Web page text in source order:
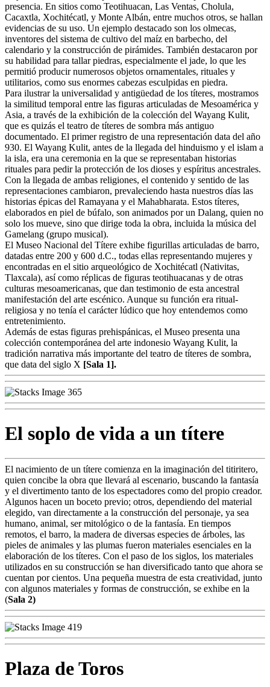
presencia. En sitios como Teotihuacan, Las Ventas, Cholula,
Cacaxtla, Xochitécatl, y Monte Albán, entre muchos otros, se hallan
evidencias de su uso. Un ejemplo destacado son los olmecas,
inventores del sistema de cultivo del maíz en barbecho, del
calendario y la construcción de pirámides. También destacaron por
su habilidad para tallar piedras, especialmente el jade, lo que les
permitió producir numerosos objetos ornamentales, rituales y
utilitarios, como sus enormes cabezas esculpidas en piedra.
Para ilustrar la universalidad y antigüedad de los títeres, mostramos
la similitud temporal entre las figuras articuladas de Mesoamérica y
Asia, a través de la exhibición de la colección del Wayang Kulit,
que es quizás el teatro de títeres de sombra más antiguo
documentado. El primer registro de una representación data del año
930. El Wayang Kulit, antes de la llegada del hinduismo y el islam a
la isla, era una ceremonia en la que se representaban historias
rituales para pedir la protección de los dioses y espíritus ancestrales.
Con la llegada de ambas religiones, el contenido y sentido de las
representaciones cambiaron, prevaleciendo hasta nuestros días las
historias épicas del Ramayana y el Mahabharata. Estos títeres,
elaborados en piel de búfalo, son animados por un Dalang, quien no
solo los mueve, sino que dirige toda la obra, incluida la música del
Gamelang (grupo musical).
El Museo Nacional del Títere exhibe figurillas articuladas de barro,
datadas entre 200 y 600 d.C., todas ellas representando mujeres y
encontradas en el sitio arqueológico de Xochitécatl (Nativitas,
Tlaxcala), así como réplicas de figuras teotihuacanas y de otras
culturas mesoamericanas, que dan testimonio de esta ancestral
manifestación del arte escénico. Aunque su función era ritual-
religiosa y no tenía el carácter lúdico que hoy entendemos como
entretenimiento.
Además de estas figuras prehispánicas, el Museo presenta una
colección contemporánea del arte indonesio Wayang Kulit, la
tradición narrativa más importante del teatro de títeres de sombra,
que data del siglo X [Sala 1].
El soplo de vida a un títere
El nacimiento de un títere comienza en la imaginación del titiritero,
quien concibe la obra que llevará al escenario, buscando la fantasía
y el divertimento tanto de los espectadores como del propio creador.
Algunos hacen un boceto previo; otros, dependiendo del material
elegido, van directamente a la construcción del personaje, ya sea
humano, animal, ser mitológico o de la fantasía. En tiempos
remotos, el barro, la madera de diversas especies de árboles, las
pieles de animales y las plumas fueron materiales esenciales en la
elaboración de los títeres. Con el paso de los siglos, los materiales
utilizados en su construcción se han diversificado tanto que ahora se
cuentan por cientos. Una pequeña muestra de esta creatividad, junto
con algunos materiales y formas de construcción, se exhibe en la
(Sala 2)
Plaza de Toros